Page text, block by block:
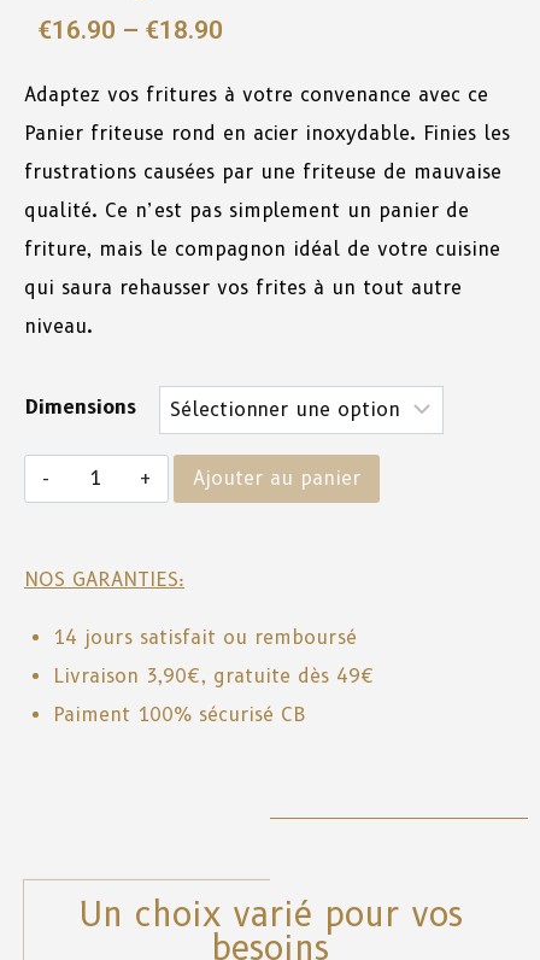
€16.90 – €18.90
Adaptez vos fritures à votre convenance avec ce
Panier friteuse rond en acier inoxydable. Finies les
frustrations causées par une friteuse de mauvaise
qualité. Ce n’est pas simplement un panier de
friture, mais le compagnon idéal de votre cuisine
qui saura rehausser vos frites à un tout autre
niveau.
Dimensions
Ajouter au panier
NOS GARANTIES:
14 jours satisfait ou remboursé
Livraison 3,90€, gratuite dès 49€
Paiment 100% sécurisé CB
Un choix varié pour vos
besoins